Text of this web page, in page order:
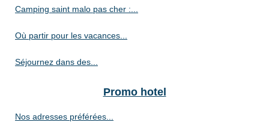
Camping saint malo pas cher :...
Où partir pour les vacances...
Séjournez dans des...
Promo hotel
Nos adresses préférées...